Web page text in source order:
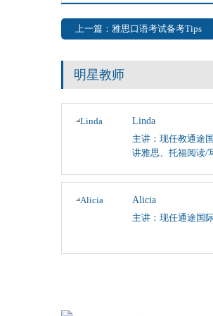
上一篇：雅思口语考试备考Tips
明星教师
Linda
主讲：现任教通途
讲雅思、托福阅读/
Alicia
主讲：现任通途国